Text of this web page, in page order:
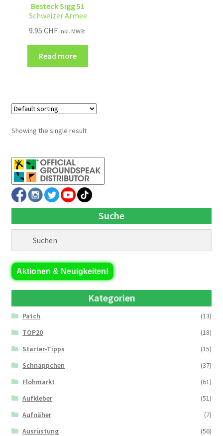
Besteck Sigg 51
Schweizer Armee
9.95CHF inkl. MWSt.
Read more
Showing the single result
Suche
Aktionen & Neuigkeiten!
Kategorien
Patch
(13)
TOP20
(18)
Starter-Tipps
(15)
Schnäppchen
(37)
Flohmarkt
(61)
Aufkleber
(51)
Aufnäher
(7)
Ausrüstung
(56)